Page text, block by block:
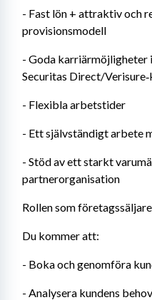
- Fast lön + attraktiv och
provisionsmodell
- Goda karriärmöjligheter
Securitas Direct/
- Flexibla arbetstider
- Ett självständigt arbete
- Stöd av ett starkt
partnerorganisation
Rollen som företagssäljare
Du kommer att:
- Boka och genomföra
- Analysera kundens